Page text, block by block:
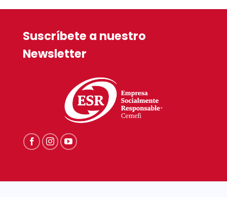
Suscríbete a nuestro
Newsletter